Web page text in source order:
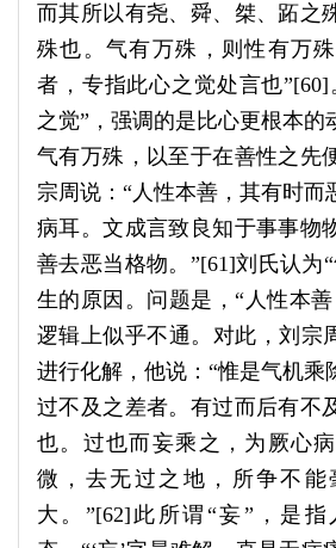
而其所以有尧、舜、桀、跖之
殊也。气有万殊，则性有万
者，专指此心之觉处言也
之觉”，强调的是比心更根本的
气有万殊，以至于在善性之先
宗周说：“人性本善，其有时而
病耳。文成言致良知于事事物
善去恶当格物。”[61]刘氏认为
生的原因。问题是，“人性本善
逻辑上似乎不通。对此，刘宗
进行化解，他说：“惟是气机乘
过不及之差者。有过而后有不
也。过也而妄乘之，为厥心
微，去无过之地，所争不能
大。”[62]此所谓“妄”，是